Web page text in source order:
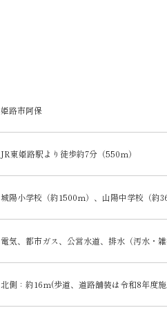
姫路市阿保
JR東姫路駅より徒歩約7分（550ｍ）
城陽小学校（約1500ｍ）、山陽中学校（約
電気、都市ガス、公営水道、排水（汚水・
北側：約16ｍ(歩道、道路舗装は令和8年度